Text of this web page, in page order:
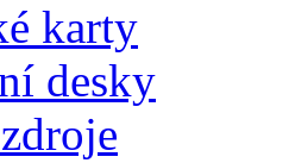
karty
desky